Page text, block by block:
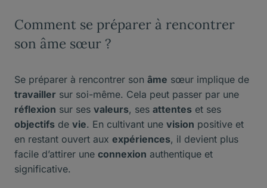
Comment se préparer à rencontrer
son âme sœur ?
Se préparer à rencontrer son âme sœur implique de
travailler sur soi-même. Cela peut passer par une
réflexion sur ses valeurs, ses attentes et ses
objectifs de vie. En cultivant une vision positive et
en restant ouvert aux expériences, il devient plus
facile d’attirer une connexion authentique et
significative.